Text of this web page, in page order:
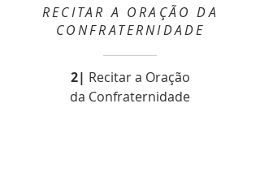
RECITAR A ORAÇÃO DA
CONFRATERNIDADE
2| Recitar a Oração
da Confraternidade